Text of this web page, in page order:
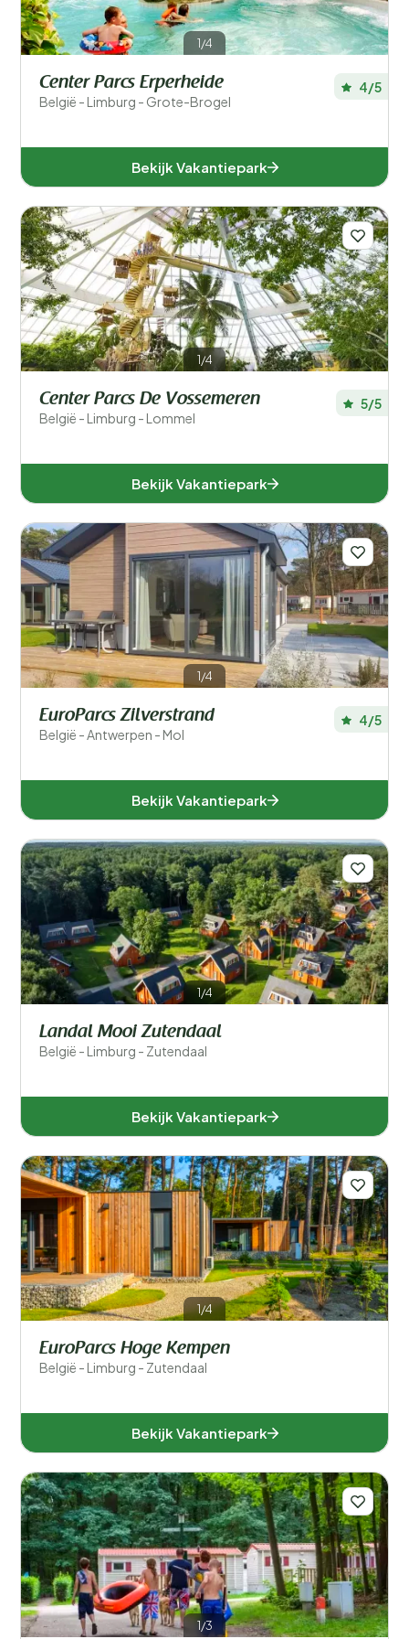
Speciale voorkeuren
In de buurt
Faciliteiten accommodatie
Accommodatiegrootte
Aantal slaapkamers
Aantal badkamers
1/4
Center Parcs Erperheide
België - Limburg - Grote-Brogel
4/5
Bekijk Vakantiepark
1/4
Center Parcs De Vossemeren
België - Limburg - Lommel
5/5
Bekijk Vakantiepark
1/4
EuroParcs Zilverstrand
België - Antwerpen - Mol
4/5
Bekijk Vakantiepark
1/4
Landal Mooi Zutendaal
België - Limburg - Zutendaal
Bekijk Vakantiepark
1/4
EuroParcs Hoge Kempen
België - Limburg - Zutendaal
Bekijk Vakantiepark
1/3